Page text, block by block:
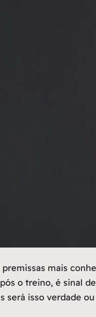
premissas mais
o treino, é sinal
será isso verdade